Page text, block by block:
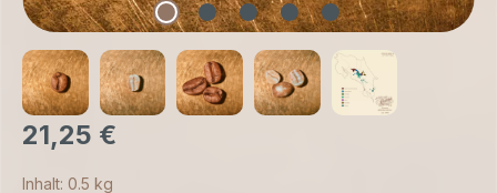
21,25 €
Inhalt: 0.5 kg